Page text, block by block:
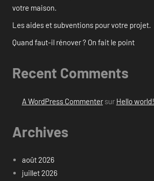
votre maison.
Les aides et subventions pour votre projet.
Quand faut-il rénover ? On fait le point
Recent Comments
A WordPress Commentersur Hello world!
Archives
août 2026
juillet 2026